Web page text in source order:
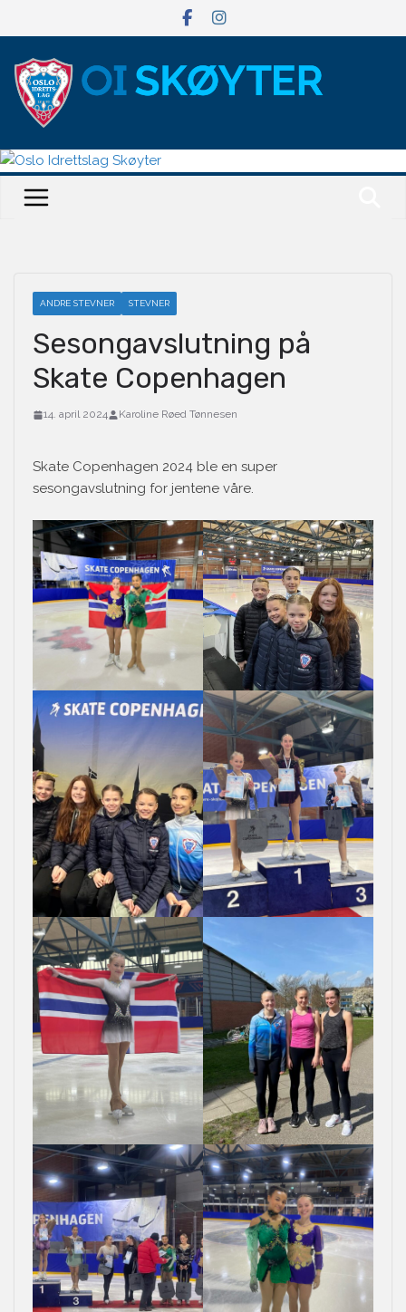
ANDRE STEVNER STEVNER
Sesongavslutning på
Skate Copenhagen
14. april 2024 Karoline Røed Tønnesen
Skate Copenhagen 2024 ble en super
sesongavslutning for jentene våre.